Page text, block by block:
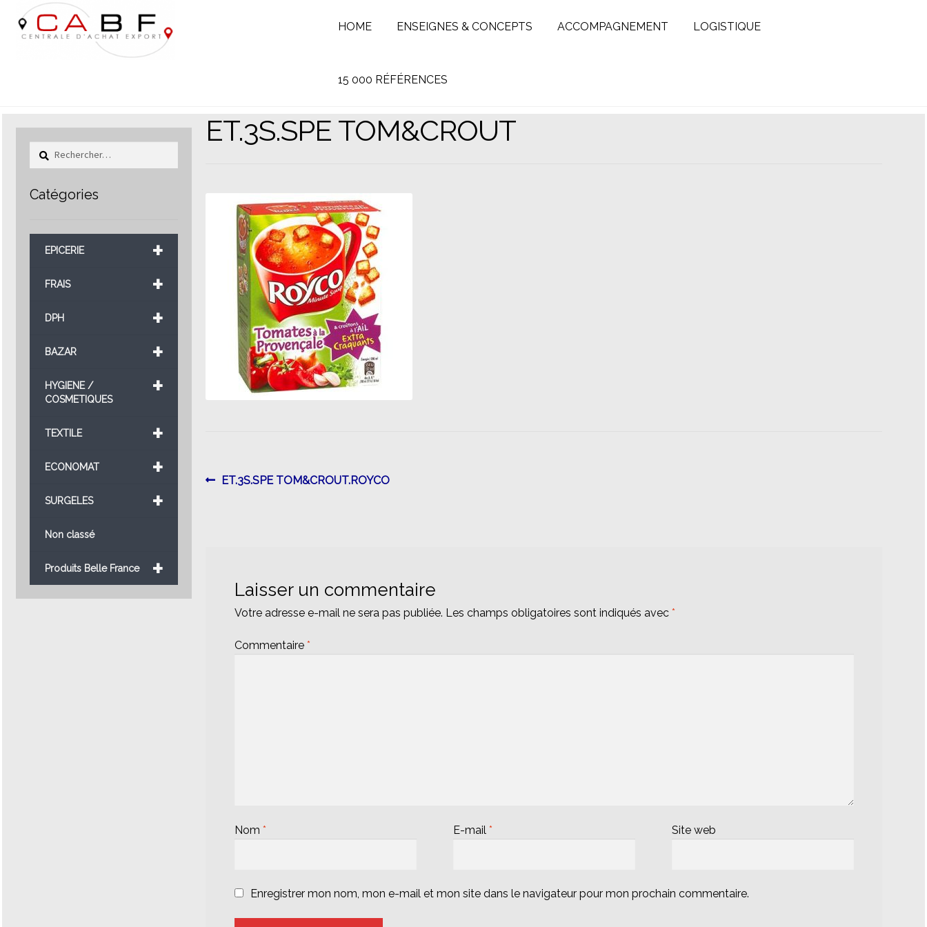
Aller
à
la
Aller
au
contenu
HOME ENSEIGNES & CONCEPTS ACCOMPAGNEMENT LOGISTIQUE
15 000 RÉFÉRENCES
ET.3S.SPE TOM&CROUT
Navigation
Article
ET.3S.SPE TOM&CROUT.ROYCO
Laisser un commentaire
Votre adresse e-mail ne sera pas publiée. Les champs obligatoires sont indiqués avec *
Commentaire *
Nom * E-mail * Site web
Enregistrer mon nom, mon e-mail et mon site dans le navigateur pour mon prochain commentaire.
Rechercher :
Catégories
+
EPICERIE
+
FRAIS
+
DPH
+
BAZAR
+
HYGIENE /
COSMETIQUES
+
TEXTILE
+
ECONOMAT
+
SURGELES
Non classé
+
Produits Belle France